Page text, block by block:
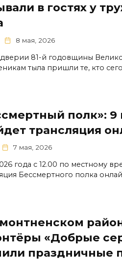
в гостях у
8 мая, 2026
81-й годовщины
тыла пришли те, кто
полк»: 9
трансляция
7 мая, 2026
года с 12.00 по местному
Бессмертного полка
«Добрые
праздничные